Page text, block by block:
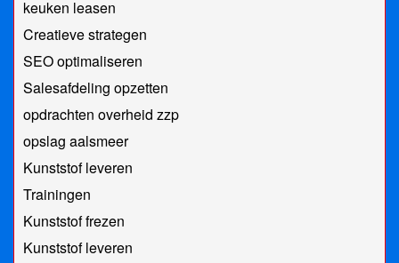
keuken leasen
Creatieve strategen
SEO optimaliseren
Salesafdeling opzetten
opdrachten overheid zzp
opslag aalsmeer
Kunststof leveren
Trainingen
Kunststof frezen
Kunststof leveren